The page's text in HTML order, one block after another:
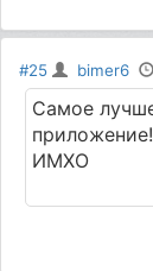
#25 bimer6
Самое
приложение!
ИМХО